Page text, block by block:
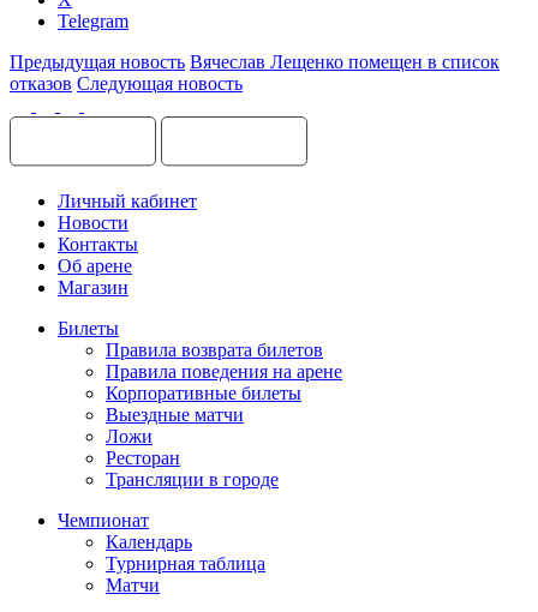
Telegram
Предыдущая новость Вячеслав Лещенко помещен в список
отказов Следующая новость
Личный кабинет
Новости
Контакты
Об арене
Магазин
Билеты
Правила возврата билетов
Правила поведения на арене
Корпоративные билеты
Выездные матчи
Ложи
Ресторан
Трансляции в городе
Чемпионат
Календарь
Турнирная таблица
Матчи